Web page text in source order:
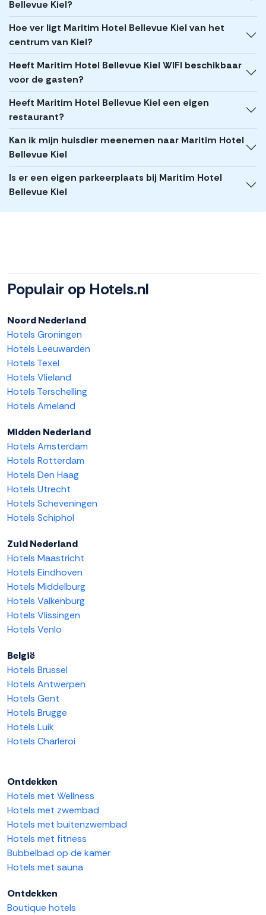
Bellevue Kiel?
Hoe ver ligt Maritim Hotel Bellevue Kiel van het
centrum van Kiel?
Heeft Maritim Hotel Bellevue Kiel WIFI beschikbaar
voor de gasten?
Heeft Maritim Hotel Bellevue Kiel een eigen
restaurant?
Kan ik mijn huisdier meenemen naar Maritim Hotel
Bellevue Kiel
Is er een eigen parkeerplaats bij Maritim Hotel
Bellevue Kiel
Populair op Hotels.nl
Noord Nederland
Hotels Groningen
Hotels Leeuwarden
Hotels Texel
Hotels Vlieland
Hotels Terschelling
Hotels Ameland
Midden Nederland
Hotels Amsterdam
Hotels Rotterdam
Hotels Den Haag
Hotels Utrecht
Hotels Scheveningen
Hotels Schiphol
Zuid Nederland
Hotels Maastricht
Hotels Eindhoven
Hotels Middelburg
Hotels Valkenburg
Hotels Vlissingen
Hotels Venlo
België
Hotels Brussel
Hotels Antwerpen
Hotels Gent
Hotels Brugge
Hotels Luik
Hotels Charleroi
Ontdekken
Hotels met Wellness
Hotels met zwembad
Hotels met buitenzwembad
Hotels met fitness
Bubbelbad op de kamer
Hotels met sauna
Ontdekken
Boutique hotels